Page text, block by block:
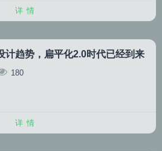
详情
计趋势，扁平化2.0时代已经到来
180
详情